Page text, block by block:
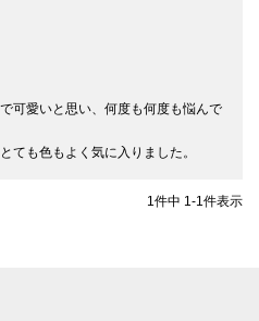
可愛いと思い、何度も何度も悩んで
ても色もよく気に入りました。
1件中 1-1件表示